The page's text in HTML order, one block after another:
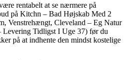
rentabelt at se nærmere på
på Kitchn – Bad Højskab Med 2
Venstrehængt, Cleveland – Eg Natur
Levering Tidligst I Uge 37) før du
på at indhente den mindst kostelige